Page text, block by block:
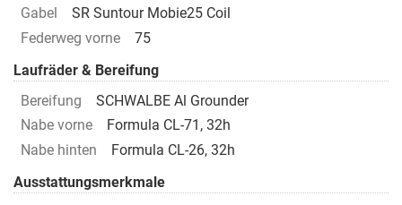
Gabel
SR Suntour Mobie25 Coil
Federweg vorne
75
Laufräder & Bereifung
Bereifung
SCHWALBE Al Grounder
Nabe vorne
Formula CL-71, 32h
Nabe hinten
Formula CL-26, 32h
Ausstattungsmerkmale